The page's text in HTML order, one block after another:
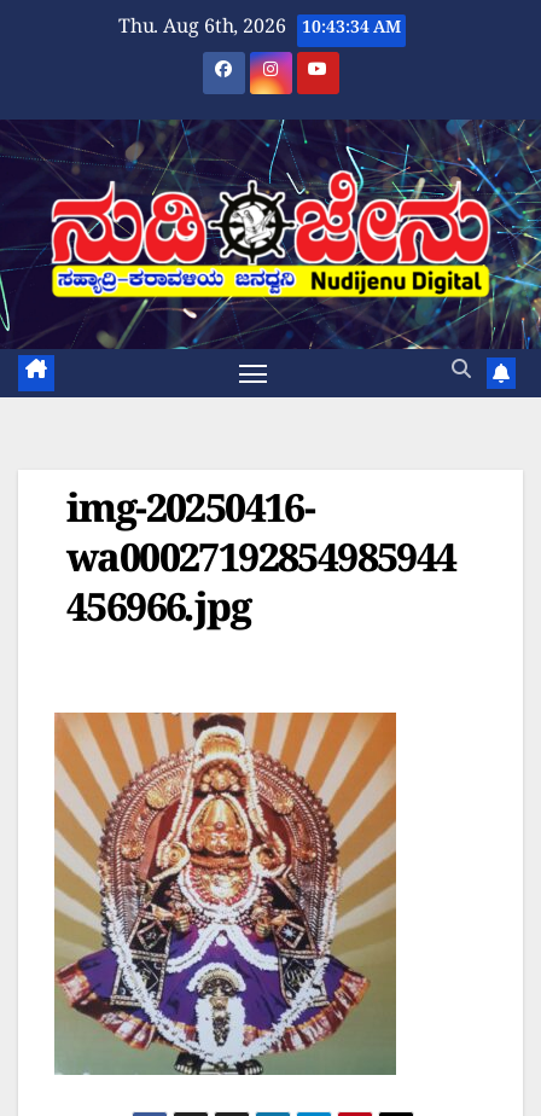
Thu. Aug 6th, 2026 10:43:34 AM
img-20250416-
wa00027192854985944
456966.jpg